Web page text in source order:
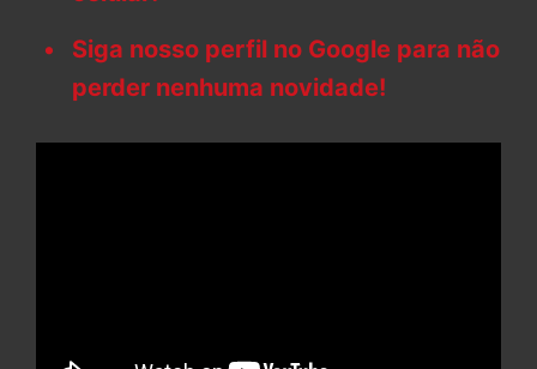
Siga nosso perfil no Google para não
perder nenhuma novidade!